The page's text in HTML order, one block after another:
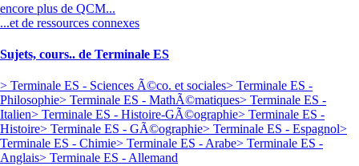
encore plus de QCM...
...et de ressources connexes
Sujets, cours.. de Terminale ES
> Terminale ES - Sciences Ã©co. et sociales> Terminale ES -
Philosophie> Terminale ES - MathÃ©matiques> Terminale ES -
Italien> Terminale ES - Histoire-GÃ©ographie> Terminale ES -
Histoire> Terminale ES - GÃ©ographie> Terminale ES - Espagnol>
Terminale ES - Chimie> Terminale ES - Arabe> Terminale ES -
Anglais> Terminale ES - Allemand